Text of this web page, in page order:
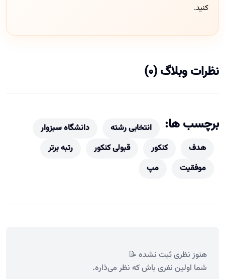
کنید.
نظرات وبلاگ (0)
برچسب ها: انتخابی رشته
دانشگاه سبزوار
هدف
کنکور قبولی کنکور
رتبه برتر
موفقیت
مپ
هنوز نظری ثبت نشده 📝
شما اولین نفری باش که نظر می‌ذاره.